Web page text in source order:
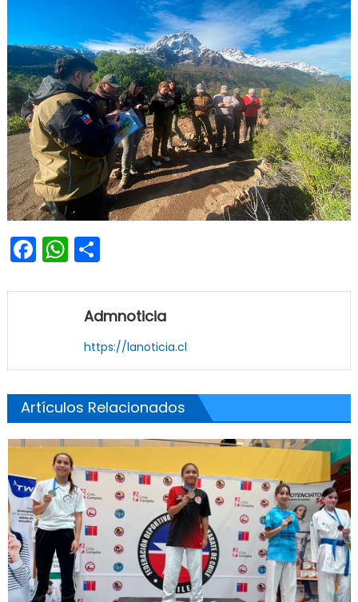
Facebook
WhatsApp
Share
Admnoticia
https://lanoticia.cl
Artículos Relacionados